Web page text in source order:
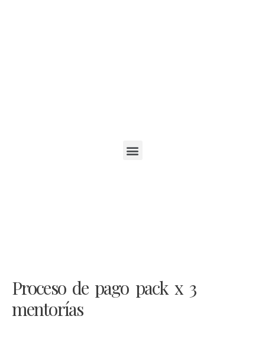
Proceso de pago pack x 3
mentorías